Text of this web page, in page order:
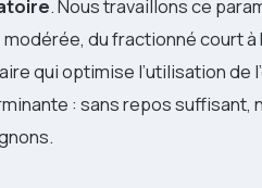
. Nous travaillons ce
du fractionné court
qui optimise l’utilisation de
: sans repos suffisant,